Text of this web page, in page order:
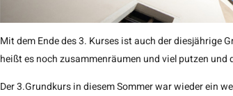
Mit dem Ende des 3. Kurses ist auch der diesjährige
heißt es noch zusammenräumen und viel putzen
Der 3.Grundkurs in diesem Sommer war wieder ein